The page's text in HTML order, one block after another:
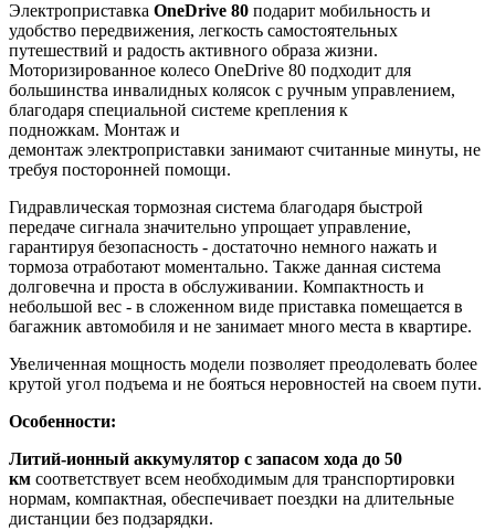
Электроприставка OneDrive 80 подарит мобильность и
удобство передвижения, легкость самостоятельных
путешествий и радость активного образа жизни.
Моторизированное колесо OneDrive 80 подходит для
большинства инвалидных колясок с ручным управлением,
благодаря специальной системе крепления к
подножкам. Монтаж и
демонтаж электроприставки занимают считанные минуты, не
требуя посторонней помощи.
Гидравлическая тормозная система благодаря быстрой
передаче сигнала значительно упрощает управление,
гарантируя безопасность - достаточно немного нажать и
тормоза отработают моментально. Также данная система
долговечна и проста в обслуживании. Компактность и
небольшой вес - в сложенном виде приставка помещается в
багажник автомобиля и не занимает много места в квартире.
Увеличенная мощность модели позволяет преодолевать более
крутой угол подъема и не бояться неровностей на своем пути.
Особенности:
Литий-ионный аккумулятор с запасом хода до 50
км соответствует всем необходимым для транспортировки
нормам, компактная, обеспечивает поездки на длительные
дистанции без подзарядки.